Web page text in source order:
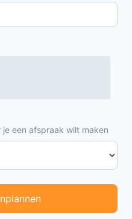
een afspraak wilt maken